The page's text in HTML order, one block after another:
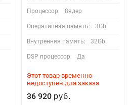
Процессор: 8ядер
Оперативная память: 3Gb
Внутренняя память: 32Gb
DSP процессор: Да
Этот товар временно
недоступен для заказа
36 920 руб.